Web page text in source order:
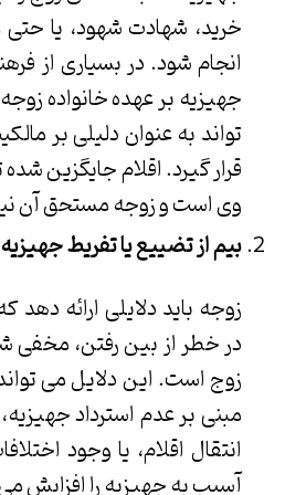
خرید، شهادت شهود، یا
انجام شود. در بسیاری از
جهیزیه بر عهده خانواده
تواند به عنوان دلیلی بر
قرار گیرد. اقلام جایگزین
وی است و زوجه مستحق آن
بیم از تضییع یا تفریط
زوجه باید دلایلی ارائه
در خطر از بین رفتن، مخفی
زوج است. این دلایل می
مبنی بر عدم استرداد
انتقال اقلام، یا وجود
آسیب به جهیزیه را افزایش